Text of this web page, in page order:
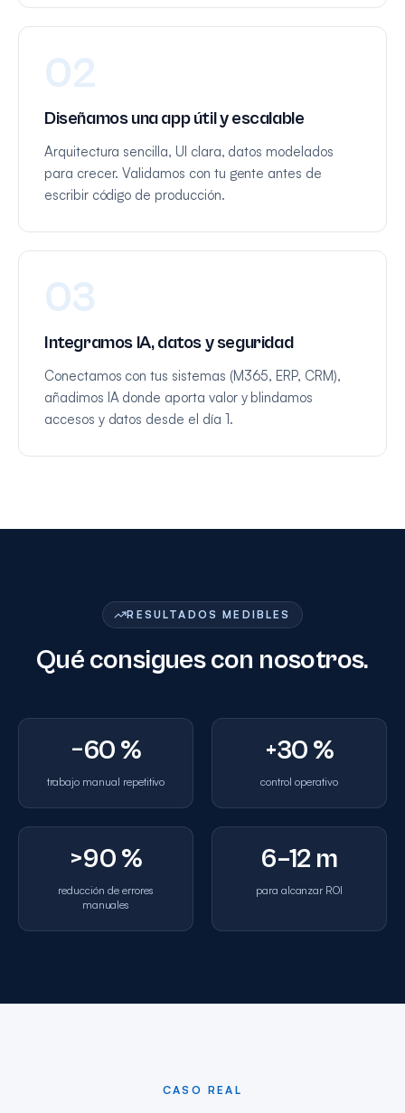
02
Diseñamos una app útil y escalable
Arquitectura sencilla, UI clara, datos modelados
para crecer. Validamos con tu gente antes de
escribir código de producción.
03
Integramos IA, datos y seguridad
Conectamos con tus sistemas (M365, ERP, CRM),
añadimos IA donde aporta valor y blindamos
accesos y datos desde el día 1.
RESULTADOS MEDIBLES
Qué consigues con nosotros.
−60 %
trabajo manual repetitivo
+30 %
control operativo
>90 %
reducción de errores
manuales
6–12 m
para alcanzar ROI
CASO REAL